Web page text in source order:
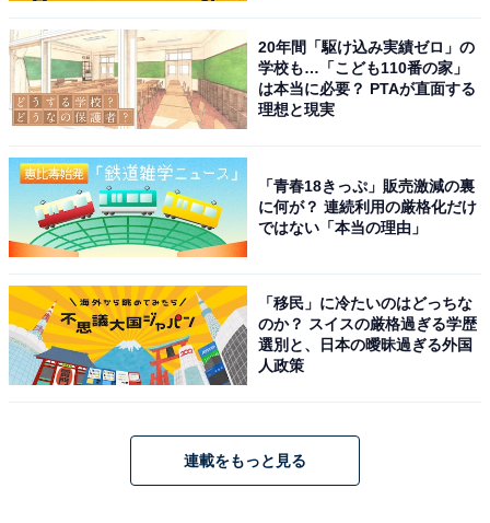
こちらもおすすめ
男子中学生が選ぶ「ネクストブレイク芸人」ラ
20年間「駆け込み実績ゼロ」の
学校も…「こども110番の家」
は本当に必要？ PTAが直面する
理想と現実
「青春18きっぷ」販売激減の裏
に何が？ 連続利用の厳格化だけ
ではない「本当の理由」
「移民」に冷たいのはどっちな
のか？ スイスの厳格過ぎる学歴
選別と、日本の曖昧過ぎる外国
人政策
連載をもっと見る